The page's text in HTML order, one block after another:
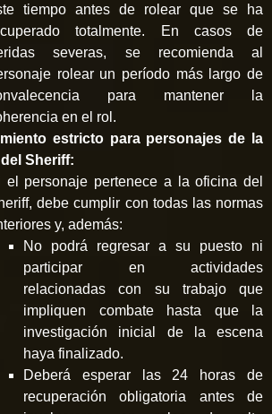
tiempo antes de rolear que se ha
totalmente. En casos de
severas, se recomienda al
rolear un período más largo de
para mantener la
en el rol.
estricto para personajes de la
Sheriff:
el personaje pertenece a la oficina del
debe cumplir con todas las normas
y, además:
No podrá regresar a su puesto ni
participar en actividades
relacionadas con su trabajo que
impliquen combate hasta que la
investigación inicial de la escena
haya finalizado.
Deberá esperar las 24 horas de
recuperación obligatoria antes de